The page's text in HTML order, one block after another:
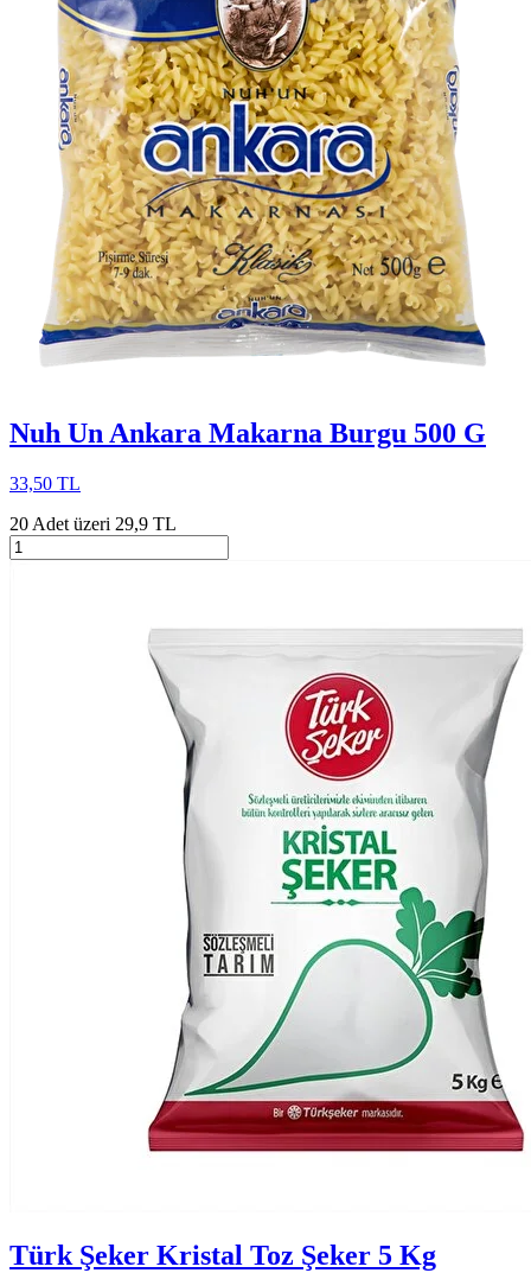
Nuh Un Ankara Makarna Burgu 500 G
33,50 TL
20 Adet üzeri 29,9 TL
Türk Şeker Kristal Toz Şeker 5 Kg